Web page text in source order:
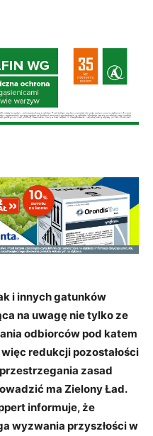
i innych gatunków
na uwagę nie tylko ze
odbiorców pod katem
redukcji pozostałości
zasad
ma Zielony Ład.
informuje, że
wyzwania przyszłości w